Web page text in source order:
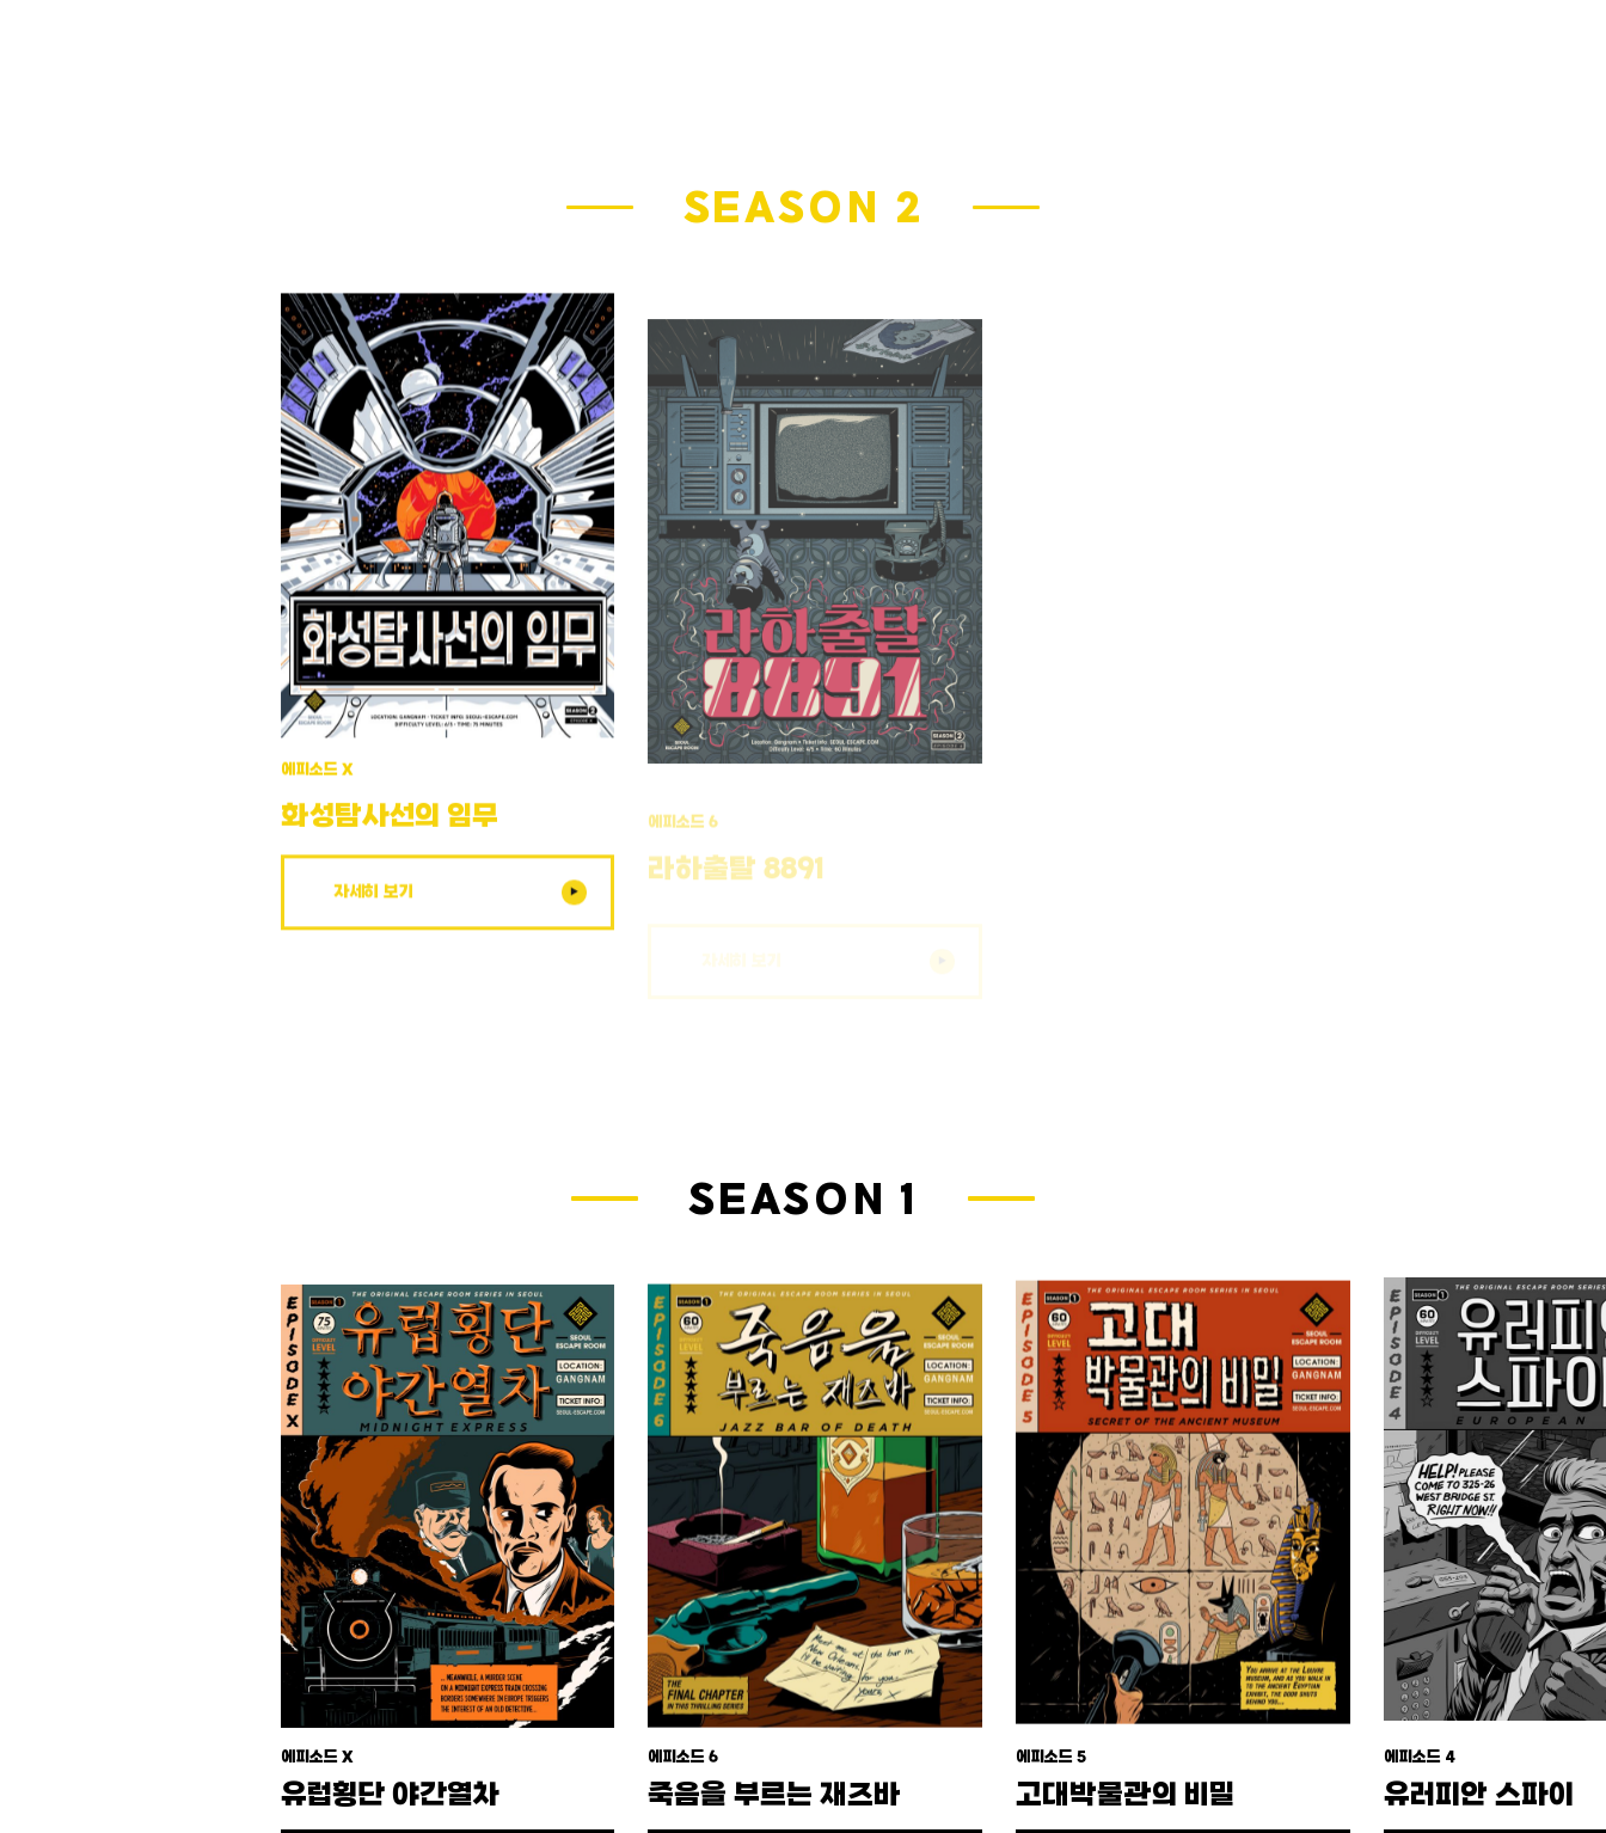
SEASON 2
에피소드 X
화성탐사선의 임무
자세히 보기
라하출탈 8891
자세히 보기
SEASON 1
에피소드 X
유럽횡단 야간열차
에피소드 6
죽음을 부르는 재즈바
에피소드 5
고대박물관의 비밀
에피소드 4
유러피안 스파이